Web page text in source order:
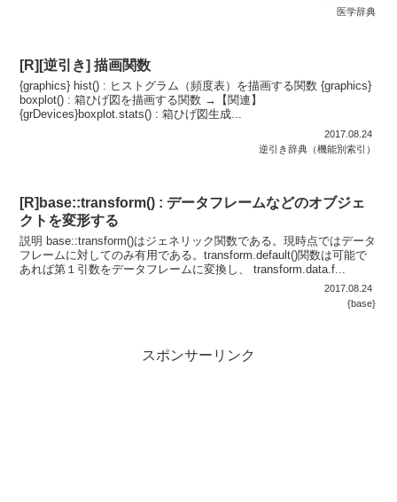
医学辞典
[R][逆引き] 描画関数
{graphics} hist() : ヒストグラム（頻度表）を描画する関数 {graphics}
boxplot() : 箱ひげ図を描画する関数 →【関連】
{grDevices}boxplot.stats() : 箱ひげ図生成...
2017.08.24
逆引き辞典（機能別索引）
[R]base::transform() : データフレームなどのオブジェ
クトを変形する
説明 base::transform()はジェネリック関数である。現時点ではデータ
フレームに対してのみ有用である。transform.default()関数は可能で
あれば第１引数をデータフレームに変換し、 transform.data.f...
2017.08.24
{base}
スポンサーリンク